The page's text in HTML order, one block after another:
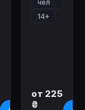
чел
14+
от 225
₴